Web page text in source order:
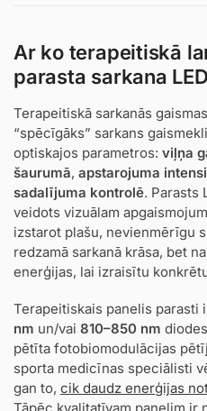
Ar ko terapeitiskā
parasta sarkana
Terapeitiskā sarkanās
“spēcīgāks” sarkans
optiskajos parametros: viļņa
šaurumā, apstarojuma
sadalījuma kontrolē. Parasts
veidots vizuālam
izstarot plašu, nevienmērīgu
redzamā sarkanā krāsa, bet
enerģijas, lai izraisītu
Terapeitiskais panelis parasti
nm un/vai 810–850 nm
pētīta fotobiomodulācijas
sporta medicīnas speciālisti
gan to, cik daudz enerģijas